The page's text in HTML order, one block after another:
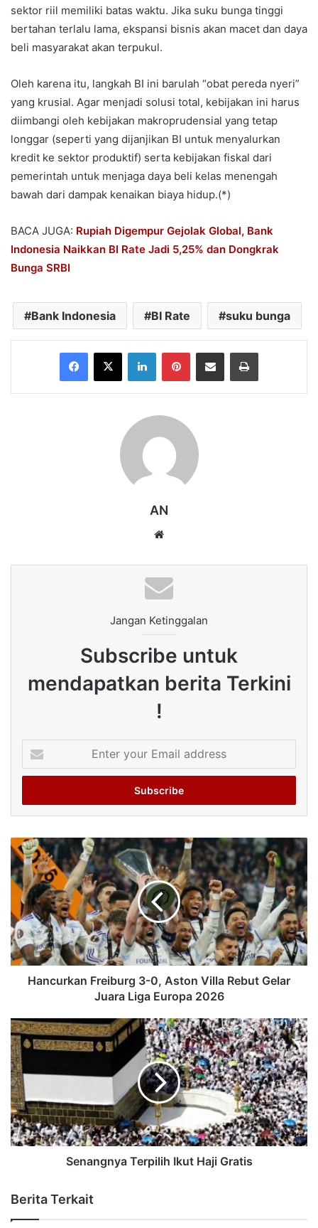
sektor riil memiliki batas waktu. Jika suku bunga tinggi
bertahan terlalu lama, ekspansi bisnis akan macet dan daya
beli masyarakat akan terpukul.
Oleh karena itu, langkah BI ini barulah “obat pereda nyeri”
yang krusial. Agar menjadi solusi total, kebijakan ini harus
diimbangi oleh kebijakan makroprudensial yang tetap
longgar (seperti yang dijanjikan BI untuk menyalurkan
kredit ke sektor produktif) serta kebijakan fiskal dari
pemerintah untuk menjaga daya beli kelas menengah
bawah dari dampak kenaikan biaya hidup.(*)
BACA JUGA: Rupiah Digempur Gejolak Global, Bank
Indonesia Naikkan BI Rate Jadi 5,25% dan Dongkrak
Bunga SRBI
Bank Indonesia BI Rate suku bunga
Facebook
X LinkedInPinterestShare via Email Print
AN
Jangan Ketinggalan
Subscribe untuk
mendapatkan berita Terkini
!
your
Email
Hancurkan Freiburg 3-0, Aston Villa Rebut Gelar
Juara Liga Europa 2026
Senangnya Terpilih Ikut Haji Gratis
Berita Terkait